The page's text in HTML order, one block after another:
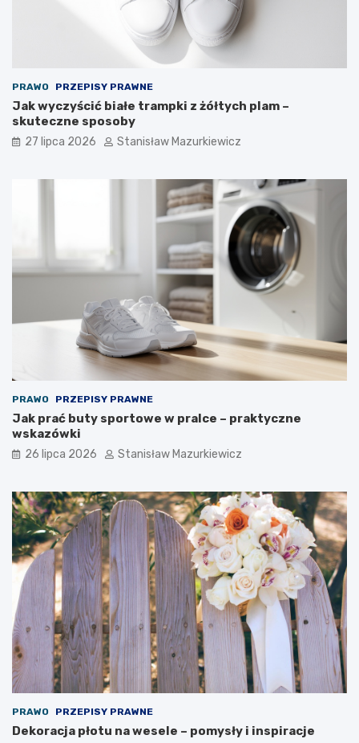
PRAWO PRZEPISY PRAWNE
Jak wyczyścić białe trampki z żółtych plam –
skuteczne sposoby
27 lipca 2026 Stanisław Mazurkiewicz
PRAWO PRZEPISY PRAWNE
Jak prać buty sportowe w pralce – praktyczne
wskazówki
26 lipca 2026 Stanisław Mazurkiewicz
PRAWO PRZEPISY PRAWNE
Dekoracja płotu na wesele – pomysły i inspiracje